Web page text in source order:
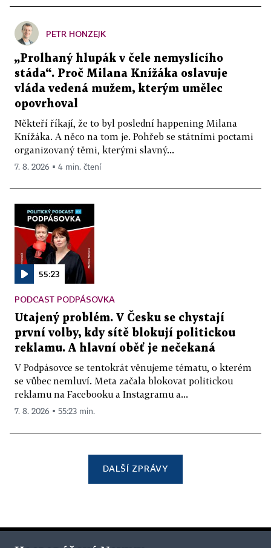
PETR HONZEJK
„Prolhaný hlupák v čele nemyslícího
stáda“. Proč Milana Knížáka oslavuje
vláda vedená mužem, kterým umělec
opovrhoval
Někteří říkají, že to byl poslední happening Milana
Knížáka. A něco na tom je. Pohřeb se státními poctami
organizovaný těmi, kterými slavný...
7. 8. 2026 ▪ 4 min. čtení
55:23
PODCAST PODPÁSOVKA
Utajený problém. V Česku se chystají
první volby, kdy sítě blokují politickou
reklamu. A hlavní oběť je nečekaná
V Podpásovce se tentokrát věnujeme tématu, o kterém
se vůbec nemluví. Meta začala blokovat politickou
reklamu na Facebooku a Instagramu a...
7. 8. 2026 ▪ 55:23 min.
DALŠÍ ZPRÁVY